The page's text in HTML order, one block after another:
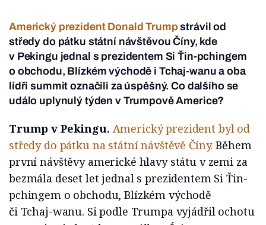
Americký prezident Donald Trump strávil od
středy do pátku státní návštěvou Číny, kde
v Pekingu jednal s prezidentem Si Ťin-pchingem
o obchodu, Blízkém východě i Tchaj-wanu a oba
lídři summit označili za úspěšný. Co dalšího se
událo uplynulý týden v Trumpově Americe?
Trump v Pekingu. Americký prezident byl od
středy do pátku na státní návštěvě Číny.Během
první návštěvy americké hlavy státu v zemi za
bezmála deset let jednal s prezidentem Si Ťin-
pchingem o obchodu, Blízkém východě
či Tchaj-wanu. Si podle Trumpa vyjádřil ochotu